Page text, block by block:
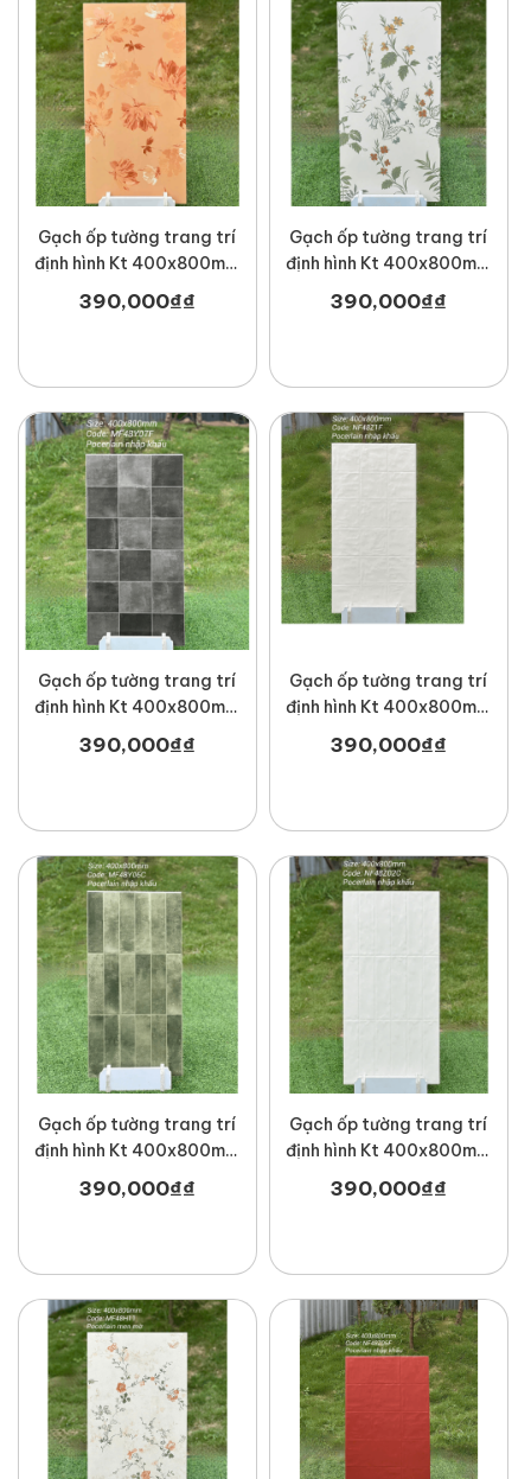
Gạch ốp tường trang trí
định hình Kt 400x800mm
MT-MF48H07
390,000₫₫
Gạch ốp tường trang trí
định hình Kt 400x800mm
MT-MF48H04
390,000₫₫
Gạch ốp tường trang trí
định hình Kt 400x800mm
MT-MF48Y07F
390,000₫₫
Gạch ốp tường trang trí
định hình Kt 400x800mm
MT-NF48Z1F
390,000₫₫
Gạch ốp tường trang trí
định hình Kt 400x800mm
MT-MF48Y6C
390,000₫₫
Gạch ốp tường trang trí
định hình Kt 400x800mm
MT-NF48Z02C
390,000₫₫